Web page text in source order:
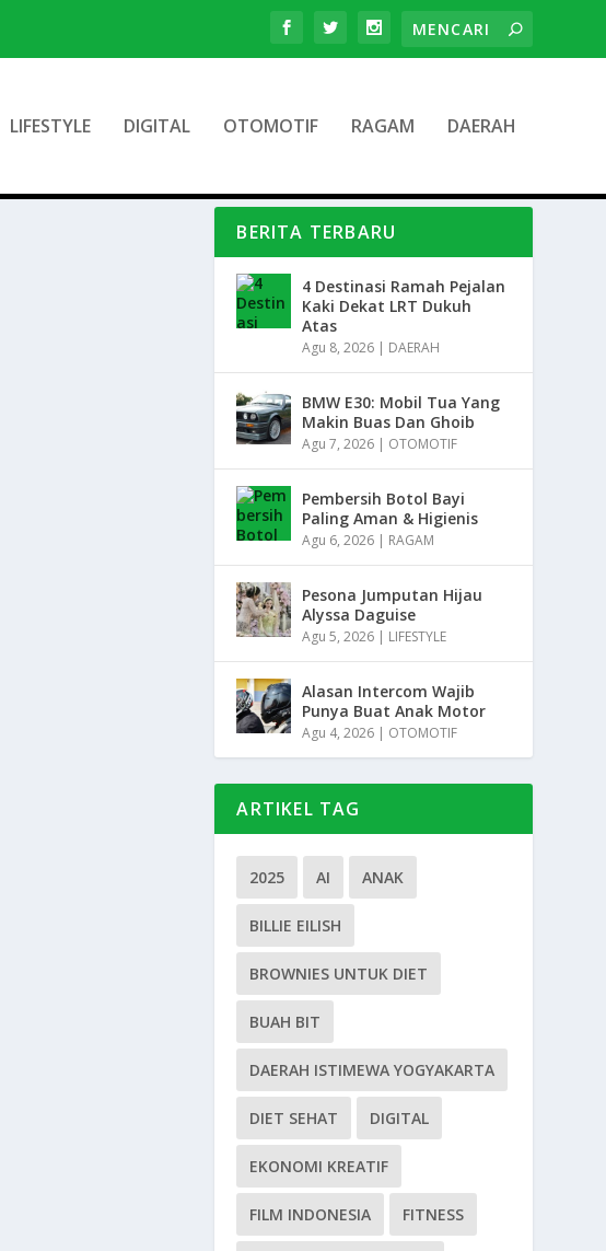
LIFESTYLE DIGITAL OTOMOTIF RAGAM DAERAH
BERITA TERBARU
4 Destinasi Ramah Pejalan
Kaki Dekat LRT Dukuh
Atas
Agu 8, 2026 | DAERAH
BMW E30: Mobil Tua Yang
Makin Buas Dan Ghoib
Agu 7, 2026 | OTOMOTIF
Pembersih Botol Bayi
Paling Aman & Higienis
Agu 6, 2026 | RAGAM
Pesona Jumputan Hijau
Alyssa Daguise
Agu 5, 2026 | LIFESTYLE
Alasan Intercom Wajib
Punya Buat Anak Motor
Agu 4, 2026 | OTOMOTIF
ARTIKEL TAG
2025 AI ANAK
BILLIE EILISH
BROWNIES UNTUK DIET
BUAH BIT
DAERAH ISTIMEWA YOGYAKARTA
DIET SEHAT DIGITAL
EKONOMI KREATIF
FILM INDONESIA FITNESS